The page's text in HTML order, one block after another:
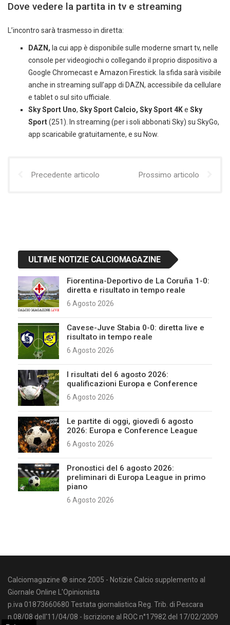
Dove vedere la partita in tv e streaming
L’incontro sarà trasmesso in diretta:
DAZN, la cui app è disponibile sulle moderne smart tv, nelle
console per videogiochi o collegando il proprio dispositivo a
Google Chromecast e Amazon Firestick. la sfida sarà visibile
anche in streaming sull’app di DAZN, accessibile da cellulare
e tablet o sul sito ufficiale.
Sky Sport Uno, Sky Sport Calcio, Sky Sport 4Ke Sky
Sport(251). In streaming (per i soli abbonati Sky) su SkyGo,
app scaricabile gratuitamente, e su Now.
Precedente articolo Prossimo articolo
ULTIME NOTIZIE CALCIOMAGAZINE
Fiorentina-Deportivo de La Coruña 1-0:
diretta e risultato in tempo reale
6 Agosto 2026
Cavese-Juve Stabia 0-0: diretta live e
risultato in tempo reale
6 Agosto 2026
I risultati del 6 agosto 2026:
qualificazioni Europa e Conference
6 Agosto 2026
Le partite di oggi, giovedì 6 agosto
2026: Europa e Conference League
6 Agosto 2026
Pronostici del 6 agosto 2026:
preliminari di Europa League in primo
piano
6 Agosto 2026
Calciomagazine ® since 2005 - Notizie Calcio supplemento al
Giornale Online L'Opinionista
p.iva 01873660680 Testata giornalistica Reg. Trib. di Pescara
n.08/08 dell'11/04/08 - Iscrizione al ROC n°17982 del 17/02/2009